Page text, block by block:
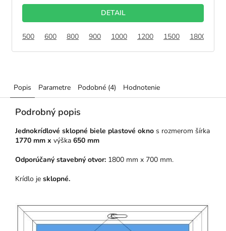
DETAIL
500 600 800 900 1000 1200 1500 1800
Popis Parametre Podobné (4) Hodnotenie
Podrobný popis
Jednokrídlové sklopné biele plastové okno s rozmerom šírka
1770 mm x výška 650 mm
Odporúčaný stavebný otvor: 1800 mm x 700 mm.
Krídlo je sklopné.